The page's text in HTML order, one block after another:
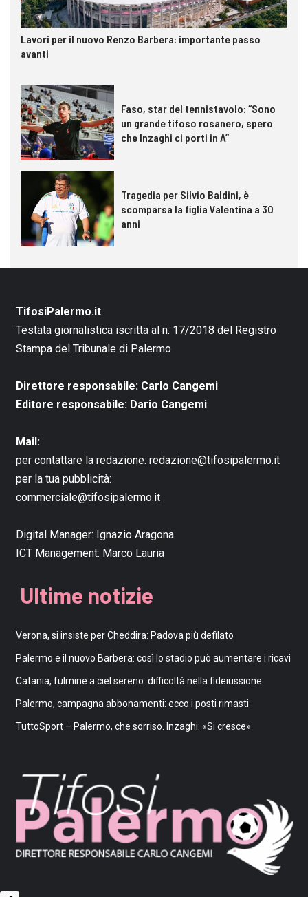
Lavori per il nuovo Renzo Barbera: importante passo
avanti
Faso, star del tennistavolo: “Sono
un grande tifoso rosanero, spero
che Inzaghi ci porti in A”
Tragedia per Silvio Baldini, è
scomparsa la figlia Valentina a 30
anni
TifosiPalermo.it
Testata giornalistica iscritta al n. 17/2018 del Registro
Stampa del Tribunale di Palermo
Direttore responsabile: Carlo Cangemi
Editore responsabile: Dario Cangemi
Mail:
per contattare la redazione: redazione@tifosipalermo.it
per la tua pubblicità:
commerciale@tifosipalermo.it
Digital Manager: Ignazio Aragona
ICT Management: Marco Lauria
Ultime notizie
Verona, si insiste per Cheddira: Padova più defilato
Palermo e il nuovo Barbera: così lo stadio può aumentare i ricavi
Catania, fulmine a ciel sereno: difficoltà nella fideiussione
Palermo, campagna abbonamenti: ecco i posti rimasti
TuttoSport – Palermo, che sorriso. Inzaghi: «Si cresce»